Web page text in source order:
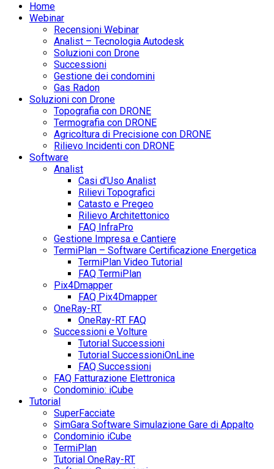
Home
Webinar
Recensioni Webinar
Analist – Tecnologia Autodesk
Soluzioni con Drone
Successioni
Gestione dei condomini
Gas Radon
Soluzioni con Drone
Topografia con DRONE
Termografia con DRONE
Agricoltura di Precisione con DRONE
Rilievo Incidenti con DRONE
Software
Analist
Casi d’Uso Analist
Rilievi Topografici
Catasto e Pregeo
Rilievo Architettonico
FAQ InfraPro
Gestione Impresa e Cantiere
TermiPlan – Software Certificazione Energetica
TermiPlan Video Tutorial
FAQ TermiPlan
Pix4Dmapper
FAQ Pix4Dmapper
OneRay-RT
OneRay-RT FAQ
Successioni e Volture
Tutorial Successioni
Tutorial SuccessioniOnLine
FAQ Successioni
FAQ Fatturazione Elettronica
Condominio: iCube
Tutorial
SuperFacciate
SimGara Software Simulazione Gare di Appalto
Condominio iCube
TermiPlan
Tutorial OneRay-RT